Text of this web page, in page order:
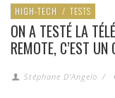
HIGH-TECH / TESTS
ON A TESTÉ LA
REMOTE, C’EST
Stéphane D'Angelo /